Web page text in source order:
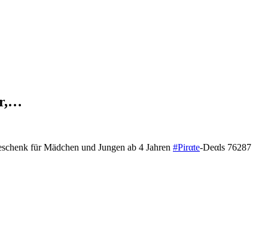
für Mädchen und Jungen ab 4 Jahren #Pirαtе-Dеαls 76287